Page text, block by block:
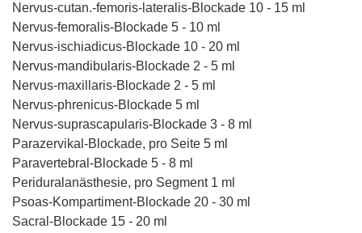
Nervus-cutan.-femoris-lateralis-Blockade 10 - 15 ml
Nervus-femoralis-Blockade 5 - 10 ml
Nervus-ischiadicus-Blockade 10 - 20 ml
Nervus-mandibularis-Blockade 2 - 5 ml
Nervus-maxillaris-Blockade 2 - 5 ml
Nervus-phrenicus-Blockade 5 ml
Nervus-suprascapularis-Blockade 3 - 8 ml
Parazervikal-Blockade, pro Seite 5 ml
Paravertebral-Blockade 5 - 8 ml
Periduralanästhesie, pro Segment 1 ml
Psoas-Kompartiment-Blockade 20 - 30 ml
Sacral-Blockade 15 - 20 ml